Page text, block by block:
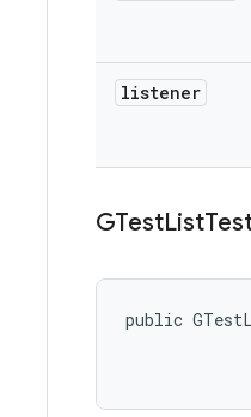
listener
GTestList
public